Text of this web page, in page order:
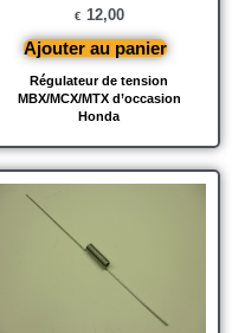
Régulateur de tension
MBX/MCX/MTX d’occasion
Honda
€ 12,00
Ajouter au panier